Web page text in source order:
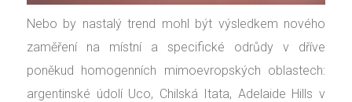
Nebo by nastalý trend mohl být výsledkem nového
zaměření na místní a specifické odrůdy v dříve
poněkud homogenních mimoevropských oblastech:
argentinské údolí Uco, Chilská Itata, Adelaide Hills v